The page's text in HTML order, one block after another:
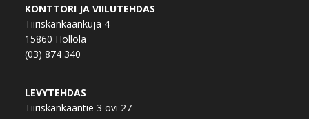
KONTTORI JA VIILUTEHDAS
Tiiriskankaankuja 4
15860 Hollola
(03) 874 340
LEVYTEHDAS
Tiiriskankaantie 3 ovi 27
tarjouksista ja kuulumisista!
Nimi